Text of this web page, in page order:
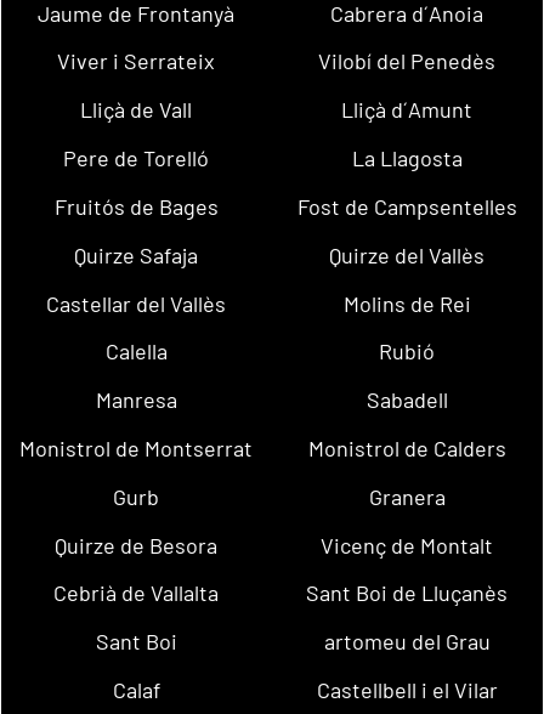
Jaume de Frontanyà
Cabrera d´Anoia
Viver i Serrateix
Vilobí del Penedès
Lliçà de Vall
Lliçà d´Amunt
Pere de Torelló
La Llagosta
Fruitós de Bages
Fost de Campsentelles
Quirze Safaja
Quirze del Vallès
Castellar del Vallès
Molins de Rei
Calella
Rubió
Manresa
Sabadell
Monistrol de Montserrat
Monistrol de Calders
Gurb
Granera
Quirze de Besora
Vicenç de Montalt
Cebrià de Vallalta
Sant Boi de Lluçanès
Sant Boi
artomeu del Grau
Calaf
Castellbell i el Vilar